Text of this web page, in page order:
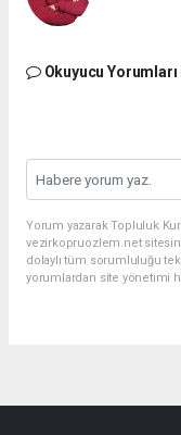
Okuyucu Yorumları
Yorum yazarak Topluluk
vezirkopruozlem.net
dolaylı tüm sorumluluğu
yorumlardan site yönetimi